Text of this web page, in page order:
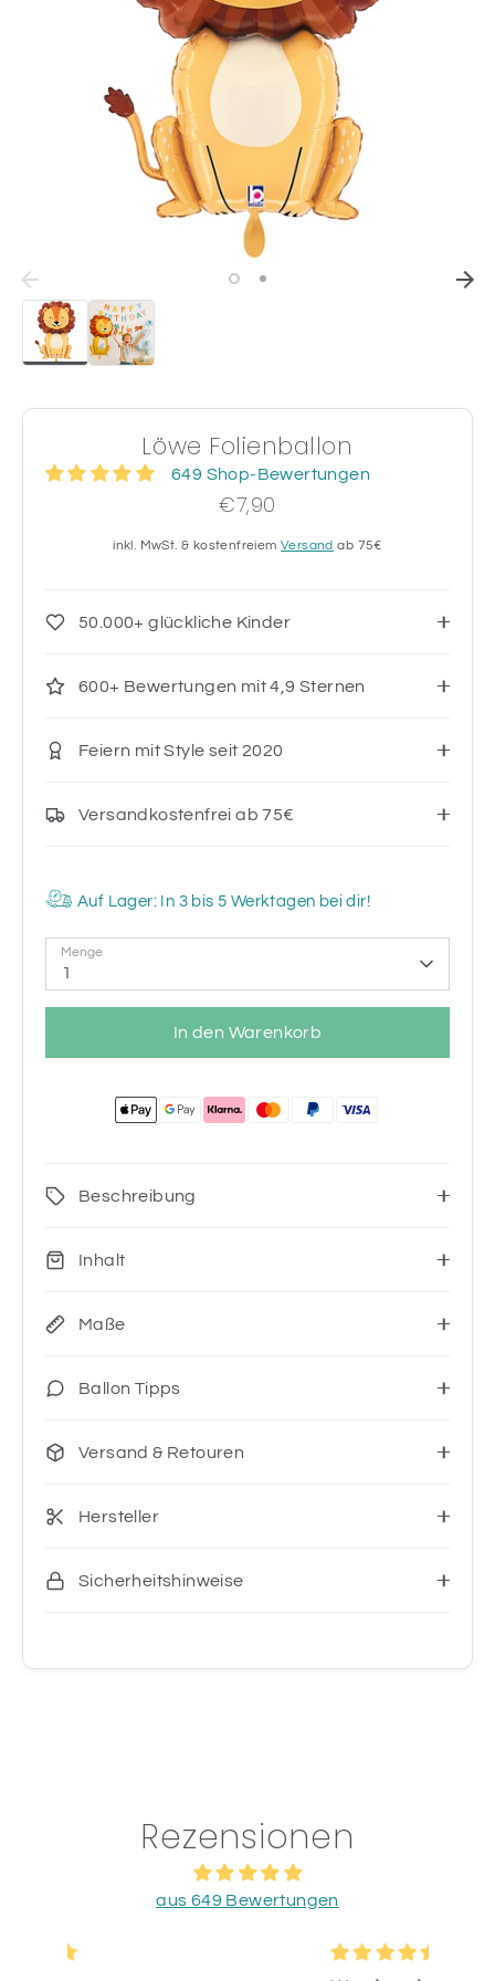
Löwe Folienballon
649 Shop-Bewertungen
€7,90
inkl. MwSt. & kostenfreiemVersand ab 75€
50.000+ glückliche Kinder
600+ Bewertungen mit 4,9 Sternen
Feiern mit Style seit 2020
Versandkostenfrei ab 75€
Auf Lager: In 3 bis 5 Werktagen bei dir!
Menge
1
In den Warenkorb
Beschreibung
Inhalt
Maße
Ballon Tipps
Versand & Retouren
Hersteller
Sicherheitshinweise
Rezensionen
aus 649 Bewertungen